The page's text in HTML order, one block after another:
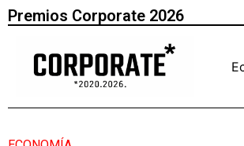
Premios Corporate 2026